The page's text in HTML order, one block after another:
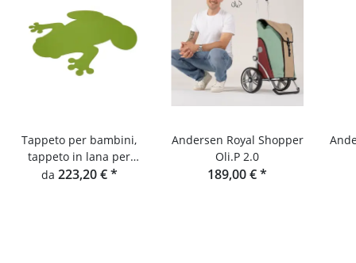
Tappeto per bambini,
tappeto in lana per
cameretta, tappeto con
da 223,20 €*
Andersen Royal Shopper
Oli.P 2.0
189,00 €*